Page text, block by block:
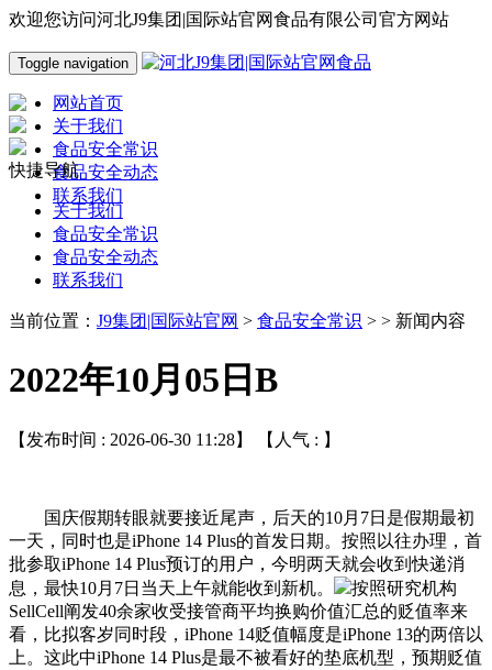
欢迎您访问河北J9集团|国际站官网食品有限公司官方网站
Toggle navigation
网站首页
关于我们
食品安全常识
食品安全动态
联系我们
快捷导航
关于我们
食品安全常识
食品安全动态
联系我们
当前位置： J9集团|国际站官网 > 食品安全常识 > > 新闻内容
2022年10月05日B
【发布时间 : 2026-06-30 11:28】 【人气 : 】
国庆假期转眼就要接近尾声，后天的10月7日是假期最初
一天，同时也是iPhone 14 Plus的首发日期。按照以往办理，首
批参取iPhone 14 Plus预订的用户，今明两天就会收到快递消
息，最快10月7日当天上午就能收到新机。
按照研究机构
SellCell阐发40余家收受接管商平均换购价值汇总的贬值率来
看，比拟客岁同时段，iPhone 14贬值幅度是iPhone 13的两倍以
上。这此中iPhone 14 Plus是最不被看好的垫底机型，预期贬值